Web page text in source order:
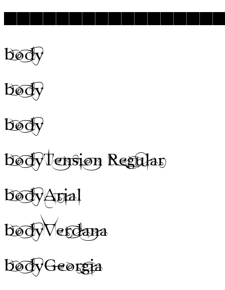
body
body
body
bodyTension Regular
bodyArial
bodyVerdana
bodyGeorgia